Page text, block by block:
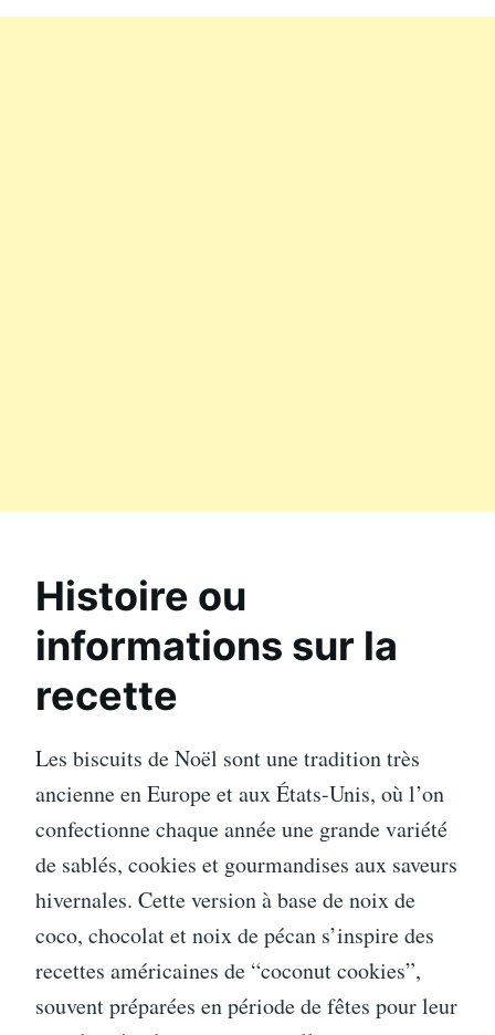
Histoire ou
informations sur la
recette
Les biscuits de Noël sont une tradition très
ancienne en Europe et aux États-Unis, où l’on
confectionne chaque année une grande variété
de sablés, cookies et gourmandises aux saveurs
hivernales. Cette version à base de noix de
coco, chocolat et noix de pécan s’inspire des
recettes américaines de “coconut cookies”,
souvent préparées en période de fêtes pour leur